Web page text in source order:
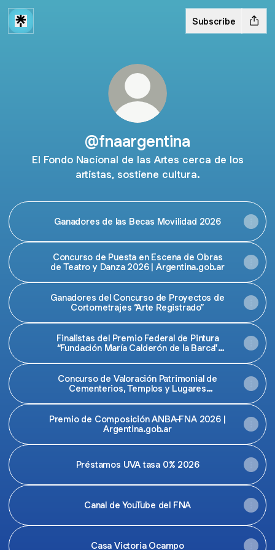
Subscribe
@fnaargentina
El Fondo Nacional de las Artes cerca de los
artistas, sostiene cultura.
Ganadores de las Becas Movilidad 2026
Concurso de Puesta en Escena de Obras
de Teatro y Danza 2026 | Argentina.gob.ar
Ganadores del Concurso de Proyectos de
Cortometrajes “Arte Registrado”
Finalistas del Premio Federal de Pintura
“Fundación María Calderón de la Barca”
Concurso de Valoración Patrimonial de
Cementerios, Templos y Lugares
Premio de Composición ANBA-FNA 2026 |
Argentina.gob.ar
Préstamos UVA tasa 0% 2026
Canal de YouTube del FNA
Casa Victoria Ocampo